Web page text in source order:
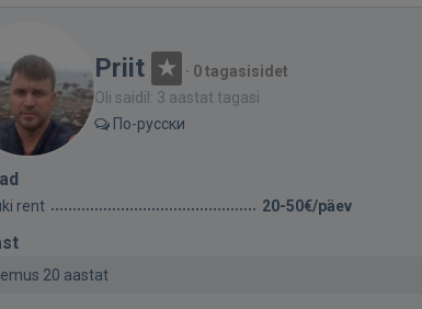
Priit · 0 tagasisidet
Oli saidil: 3 aastat tagasi
По-русски
rent 20-50€/päev
20 aastat